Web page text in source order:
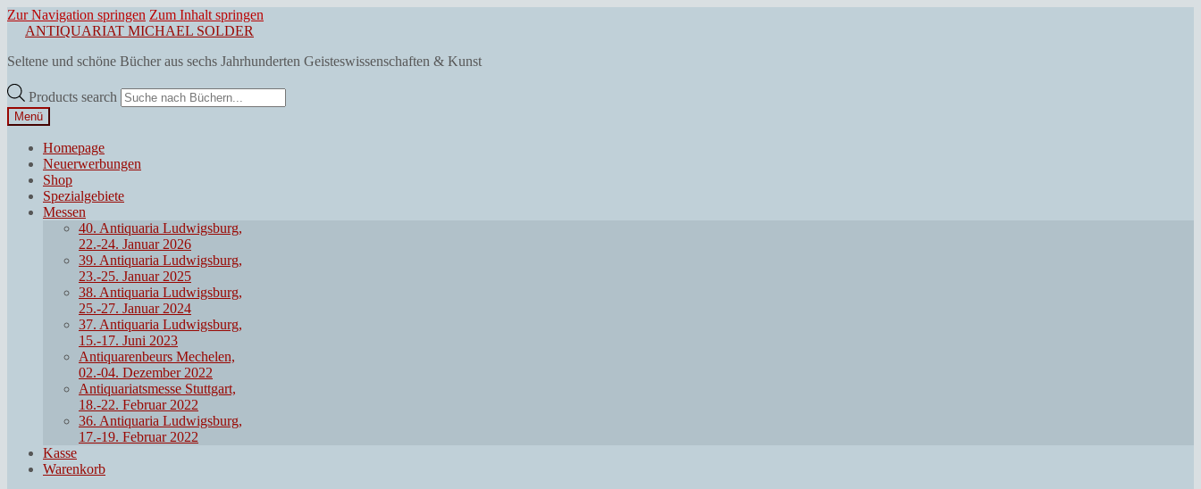
Zur Navigation springen Zum Inhalt springen
ANTIQUARIAT MICHAEL SOLDER
Seltene und schöne Bücher aus sechs Jahrhunderten Geisteswissenschaften & Kunst
Products search
Menü
Homepage
Neuerwerbungen
Shop
Spezialgebiete
Messen
40. Antiquaria Ludwigsburg,
22.-24. Januar 2026
39. Antiquaria Ludwigsburg,
23.-25. Januar 2025
38. Antiquaria Ludwigsburg,
25.-27. Januar 2024
37. Antiquaria Ludwigsburg,
15.-17. Juni 2023
Antiquarenbeurs Mechelen,
02.-04. Dezember 2022
Antiquariatsmesse Stuttgart,
18.-22. Februar 2022
36. Antiquaria Ludwigsburg,
17.-19. Februar 2022
Kasse
Warenkorb